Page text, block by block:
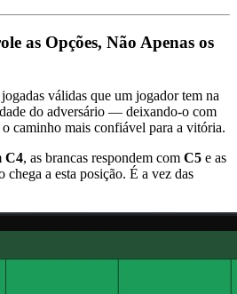
as Opções, Não Apenas os
válidas que um jogador tem na
do adversário — deixando-o com
caminho mais confiável para a vitória.
C4, as brancas respondem com C5 e as
chega a esta posição. É a vez das